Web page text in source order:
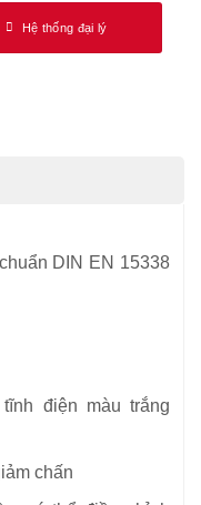
Hệ thống đại lý
DIN EN 15338
điện màu trắng
chấn